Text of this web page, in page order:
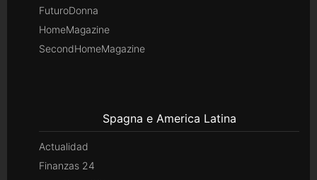
FuturoDonna
HomeMagazine
SecondHomeMagazine
Spagna e America Latina
Actualidad
Finanzas 24